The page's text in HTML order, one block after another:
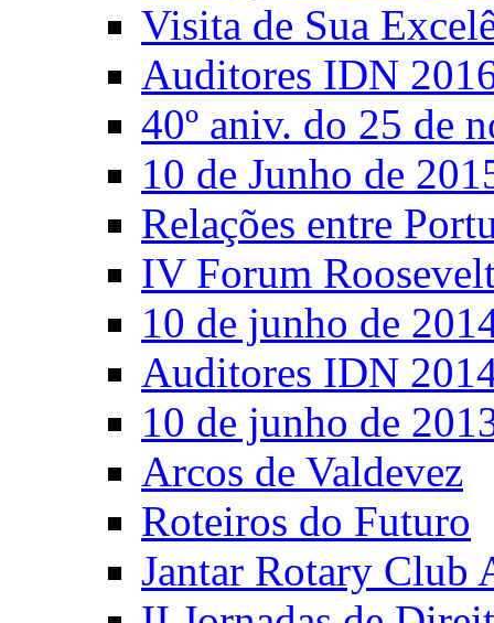
Visita de Sua
Auditores IDN
40º aniv. do 25 de
10 de Junho de
Relações entre
IV Forum
10 de junho de
Auditores IDN
10 de junho de
Arcos de Valdevez
Roteiros do Futuro
Jantar Rotary Club